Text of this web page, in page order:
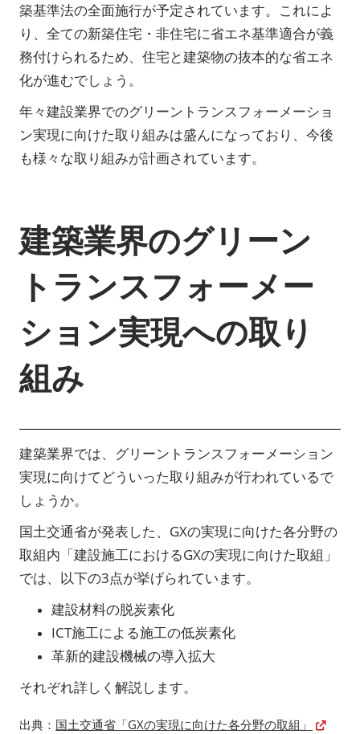
築基準法の全面施行が予定されています。これによ
り、全ての新築住宅・非住宅に省エネ基準適合が義
務付けられるため、住宅と建築物の抜本的な省エネ
化が進むでしょう。
年々建設業界でのグリーントランスフォーメーショ
ン実現に向けた取り組みは盛んになっており、今後
も様々な取り組みが計画されています。
建築業界のグリーン
トランスフォーメー
ション実現への取り
組み
建築業界では、グリーントランスフォーメーション
実現に向けてどういった取り組みが行われているで
しょうか。
国土交通省が発表した、GXの実現に向けた各分野の
取組内「建設施工におけるGXの実現に向けた取組」
では、以下の3点が挙げられています。
建設材料の脱炭素化
ICT施工による施工の低炭素化
革新的建設機械の導入拡大
それぞれ詳しく解説します。
出典： 国土交通省「GXの実現に向けた各分野の取組」